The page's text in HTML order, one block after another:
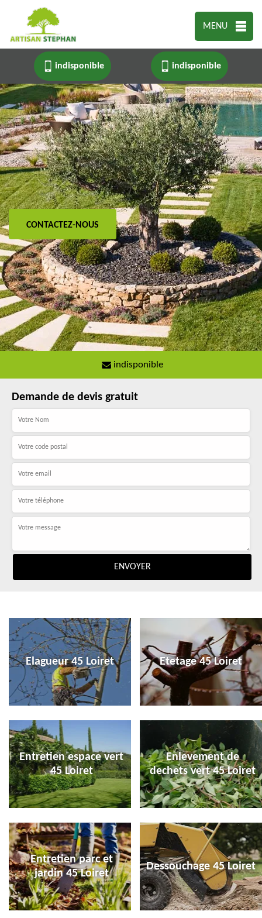
MENU
indisponible indisponible
CONTACTEZ-NOUS
indisponible
Demande de devis gratuit
Elagueur 45 Loiret Etetage 45 Loiret
Entretien espace vert
45 Loiret
Enlevement de
dechets vert 45 Loiret
Entretien parc et
jardin 45 Loiret
Dessouchage 45 Loiret